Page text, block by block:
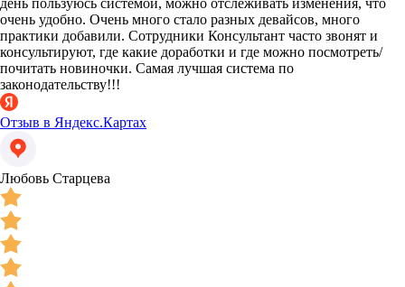
день пользуюсь системой, можно отслеживать изменения, что
очень удобно. Очень много стало разных девайсов, много
практики добавили. Сотрудники Консультант часто звонят и
консультируют, где какие доработки и где можно посмотреть/
почитать новиночки. Самая лучшая система по
законодательству!!!
Отзыв в Яндекс.Картах
Любовь Старцева